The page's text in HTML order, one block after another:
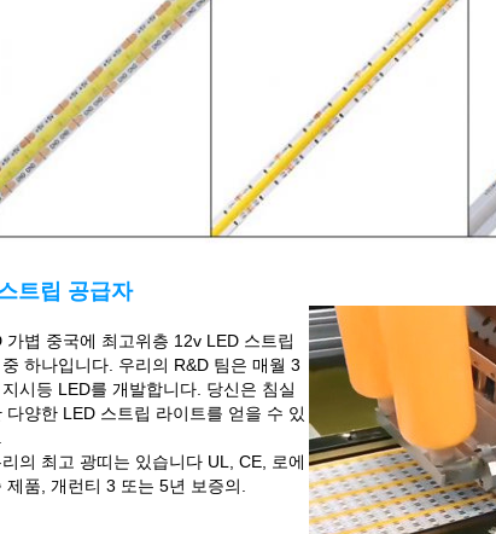
트립 공급자
가볍 중국에 최고위층 12v LED 스트립
하나입니다. 우리의 R&D 팀은 매월 3
시등 LED를 개발합니다. 당신은 침실
다양한 LED 스트립 라이트를 얻을 수 있
의 최고 광띠는 있습니다 UL, CE, 로에
제품, 개런티 3 또는 5년 보증의.